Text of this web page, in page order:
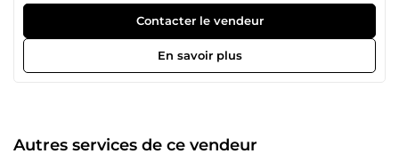
design -Spot publicitaire &amp; vidéo corporate -Montage
vidéo professionnel -Animation logo &amp; intro/outro -
Contenu vidéo pour réseaux sociaux (Instagram, YouTube,
TikTok…) Mon expérience Fort d'une expérience auprès de
secteur d'activité. Qui est Chantastic ? Je suis Ludovic
Chan, fabriqué en France avec des racines à Hong Kong. Je
Contacter le vendeur
En savoir plus
Autres services de ce vendeur